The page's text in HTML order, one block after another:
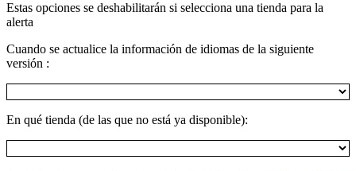
Estas opciones se deshabilitarán si selecciona una tienda para la
alerta
Cuando se actualice la información de idiomas de la siguiente
versión :
En qué tienda (de las que no está ya disponible):